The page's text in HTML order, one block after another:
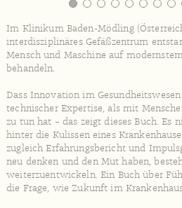
Im Klinikum Baden-Mödling
interdisziplinäres Gefäßzentrum
Mensch und Maschine auf
behandeln.
Dass Innovation im
technischer Expertise, als mit
zu tun hat – das zeigt dieses Buch. Es
hinter die Kulissen eines
zugleich Erfahrungsbericht und
neu denken und den Mut haben,
weiterzuentwickeln. Ein Buch über
die Frage, wie Zukunft im